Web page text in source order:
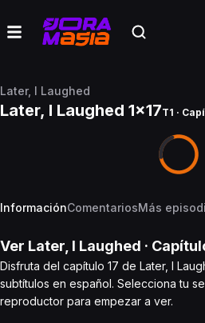
Later, I Laughed
Later, I Laughed 1x17T1 ·
InformaciónComentariosMás
Ver Later, I Laughed ·
Disfruta del capítulo 17 de Later, I
subtítulos en español. Selecciona tu
reproductor para empezar a ver.